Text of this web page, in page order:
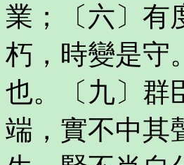
業；〔六〕有
朽，時變是守
也。〔九〕群
端，實不中其